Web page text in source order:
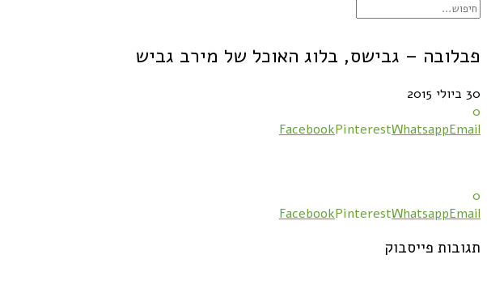
פבלובה – גבישס, בלוג האוכל של מירב גביש
30 ביולי 2015
0
FacebookPinterestWhatsappEmail
0
FacebookPinterestWhatsappEmail
תגובות פייסבוק